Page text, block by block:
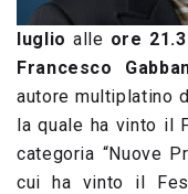
luglio alle ore
Francesco
autore multiplatino
la quale ha vinto il
categoria “Nuove
cui ha vinto il